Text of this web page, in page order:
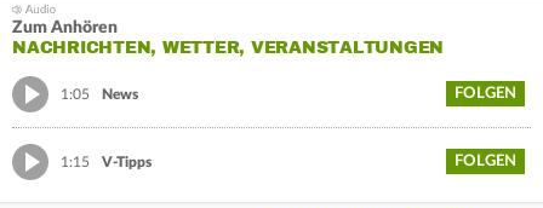
Zum Anhören
NACHRICHTEN, WETTER, VERANSTALTUNGEN
1:05 News FOLGEN
1:15 V-Tipps FOLGEN